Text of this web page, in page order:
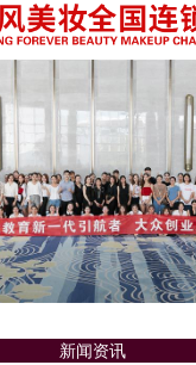
新闻资讯